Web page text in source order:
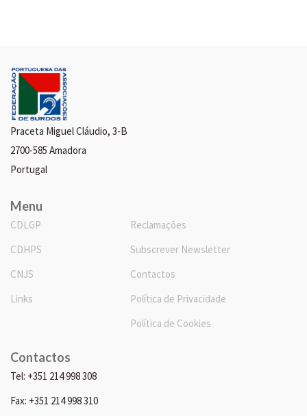
Praceta Miguel Cláudio, 3-B
2700-585 Amadora
Portugal
Menu
CDLGP
CDHPS
CNJS
Links
Reclamações
Subscrever Newsletter
Contactos
Política de Privacidade
Política de Cookies
Contactos
Tel: +351 214 998 308
Fax: +351 214 998 310